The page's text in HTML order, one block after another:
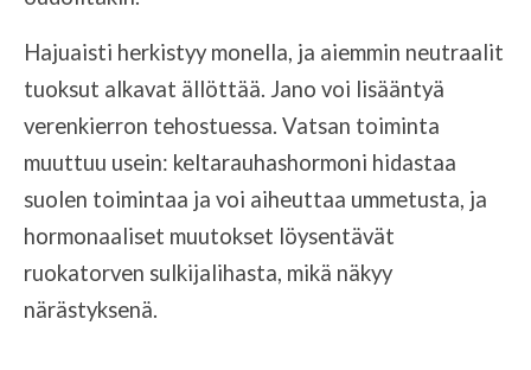
Hajuaisti herkistyy monella, ja aiemmin neutraalit
tuoksut alkavat ällöttää. Jano voi lisääntyä
verenkierron tehostuessa. Vatsan toiminta
muuttuu usein: keltarauhashormoni hidastaa
suolen toimintaa ja voi aiheuttaa ummetusta, ja
hormonaaliset muutokset löysentävät
ruokatorven sulkijalihasta, mikä näkyy
närästyksenä.